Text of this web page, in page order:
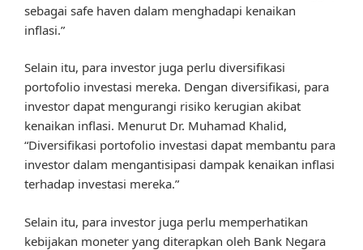
sebagai safe haven dalam menghadapi kenaikan
inflasi.”
Selain itu, para investor juga perlu diversifikasi
portofolio investasi mereka. Dengan diversifikasi, para
investor dapat mengurangi risiko kerugian akibat
kenaikan inflasi. Menurut Dr. Muhamad Khalid,
“Diversifikasi portofolio investasi dapat membantu para
investor dalam mengantisipasi dampak kenaikan inflasi
terhadap investasi mereka.”
Selain itu, para investor juga perlu memperhatikan
kebijakan moneter yang diterapkan oleh Bank Negara